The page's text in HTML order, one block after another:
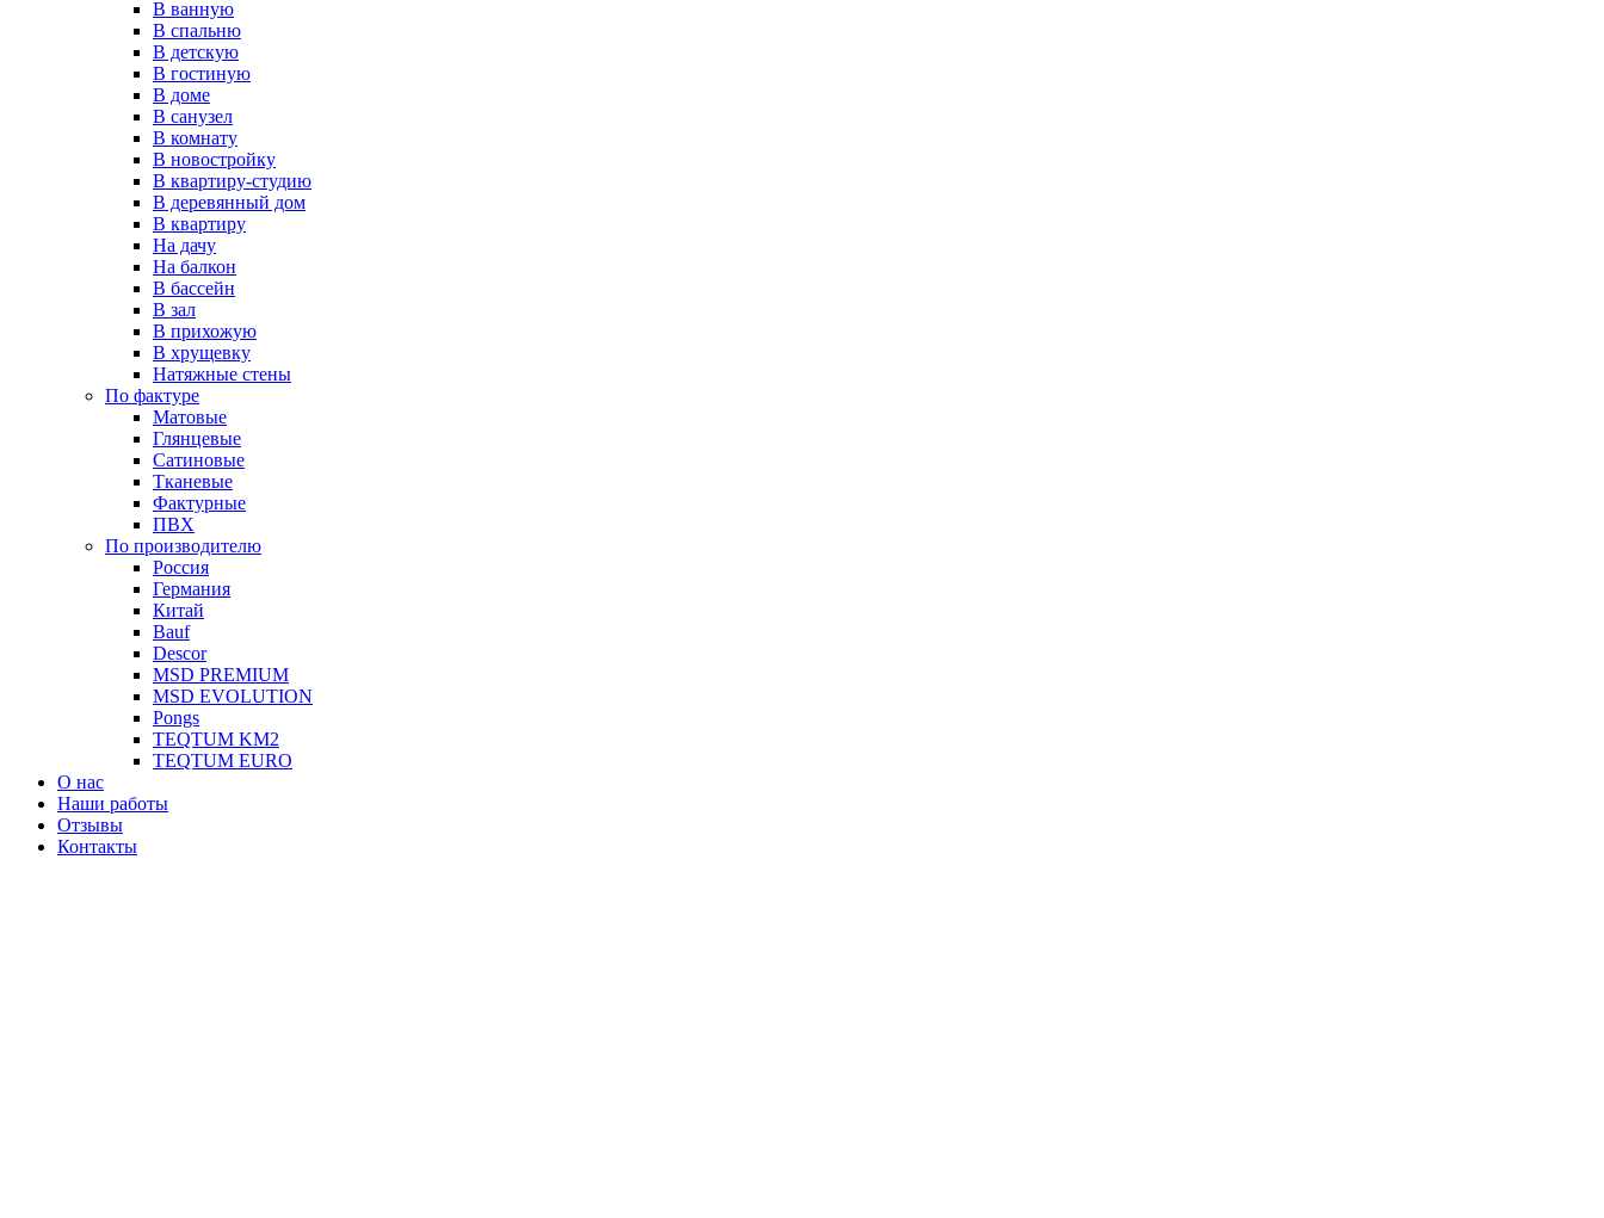
В ванную
В спальню
В детскую
В гостиную
В доме
В санузел
В комнату
В новостройку
В квартиру-студию
В деревянный дом
В квартиру
На дачу
На балкон
В бассейн
В зал
В прихожую
В хрущевку
Натяжные стены
По фактуре
Матовые
Глянцевые
Сатиновые
Тканевые
Фактурные
ПВХ
По производителю
Россия
Германия
Китай
Вauf
Descor
MSD PREMIUM
MSD EVOLUTION
Pongs
TEQTUM KM2
TEQTUM EURO
О нас
Наши работы
Отзывы
Контакты